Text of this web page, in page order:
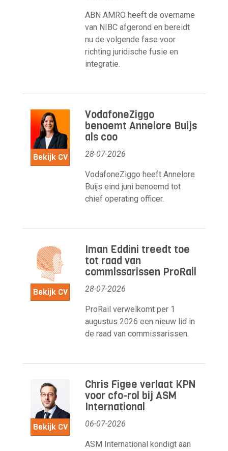
ABN AMRO heeft de overname
van NIBC afgerond en bereidt
nu de volgende fase voor
richting juridische fusie en
integratie.
Bekijk CV
VodafoneZiggo
benoemt Annelore Buijs
als coo
28-07-2026
VodafoneZiggo heeft Annelore
Buijs eind juni benoemd tot
chief operating officer.
Bekijk CV
Iman Eddini treedt toe
tot raad van
commissarissen ProRail
28-07-2026
ProRail verwelkomt per 1
augustus 2026 een nieuw lid in
de raad van commissarissen.
Bekijk CV
Chris Figee verlaat KPN
voor cfo-rol bij ASM
International
06-07-2026
ASM International kondigt aan